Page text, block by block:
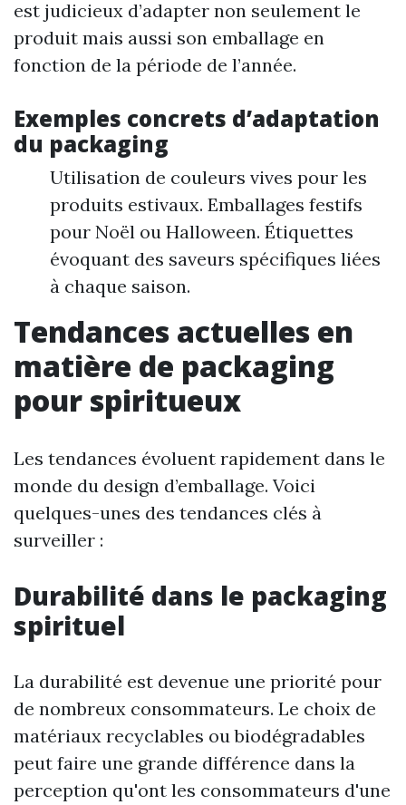
est judicieux d’adapter non seulement le
produit mais aussi son emballage en
fonction de la période de l’année.
Exemples concrets d’adaptation
du packaging
Utilisation de couleurs vives pour les
produits estivaux. Emballages festifs
pour Noël ou Halloween. Étiquettes
évoquant des saveurs spécifiques liées
à chaque saison.
Tendances actuelles en
matière de packaging
pour spiritueux
Les tendances évoluent rapidement dans le
monde du design d’emballage. Voici
quelques-unes des tendances clés à
surveiller :
Durabilité dans le packaging
spirituel
La durabilité est devenue une priorité pour
de nombreux consommateurs. Le choix de
matériaux recyclables ou biodégradables
peut faire une grande différence dans la
perception qu'ont les consommateurs d'une